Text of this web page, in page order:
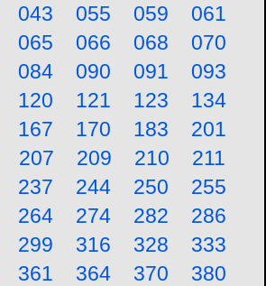
043 055 059
061
065 066 068
070
084 090 091
093
120 121 123
134
167 170 183
201
207 209 210
211
237 244 250
255
264 274 282
286
299 316 328
333
361 364 370
380